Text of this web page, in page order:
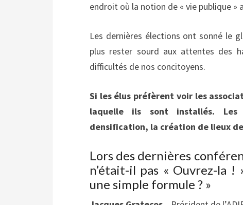
endroit où la notion de « vie publique »
Les dernières élections ont sonné le
plus rester sourd aux attentes des
difficultés de nos concitoyens.
Si les élus préfèrent voir les
laquelle ils sont installés. Les
densification, la création de lieux
Lors des dernières
n’était-il pas « Ouvrez-la
une simple formule ? »